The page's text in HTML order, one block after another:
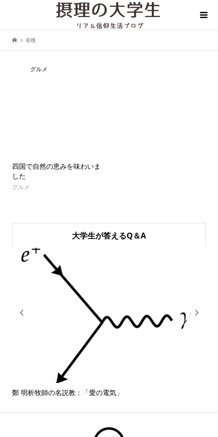
収穫
グルメ
四国で自然の恵みを味わいま
した
グルメ
大学生が答えるQ＆A

鄭 明析牧師の名説教：「愛の電気」
